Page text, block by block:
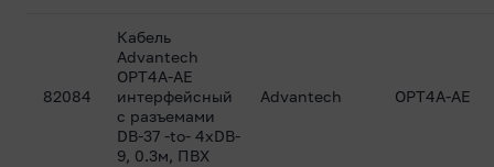
82084
Кабель
Advantech
OPT4A-AE
интерфейсный
с разъемами
DB-37 -to- 4xDB-
9, 0.3м, ПВХ
Advantech OPT4A-AE